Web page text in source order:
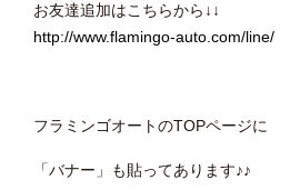
お友達追加はこちらから↓↓
http://www.flamingo-auto.com/line/
フラミンゴオートのTOPページに
「バナー」も貼ってあります♪♪